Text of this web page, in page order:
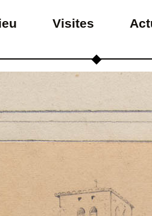
Visites